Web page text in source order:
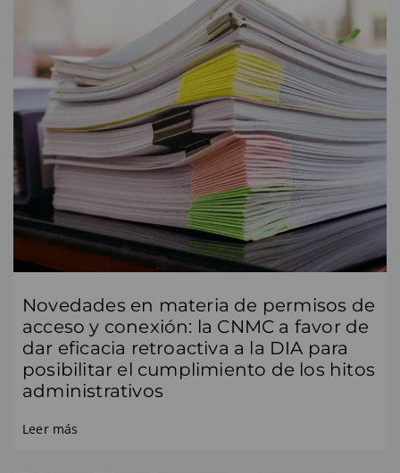
Novedades en materia de permisos de
acceso y conexión: la CNMC a favor de
dar eficacia retroactiva a la DIA para
posibilitar el cumplimiento de los hitos
administrativos
Leer más